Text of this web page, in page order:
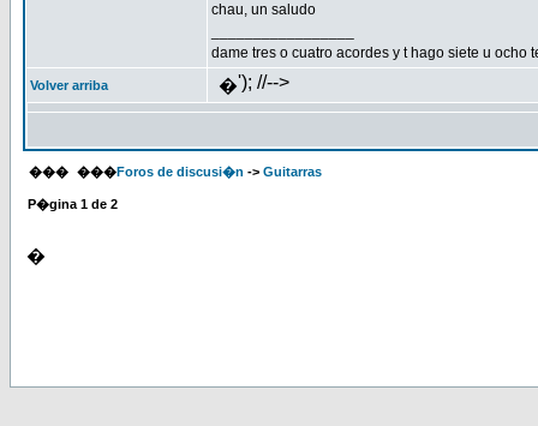
chau, un saludo
dame tres o cuatro acordes y t hago siete u ocho
Volver arriba �'); //-->
��� ���Foros de discusi�n -> Guitarras
P�gina 1 de 2
�